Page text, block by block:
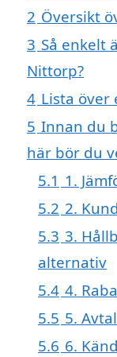
2 Översikt
3 Så enkelt
Nittorp?
4 Lista över
5 Innan du
här bör du
5.1 1.
5.2 2.
5.3 3.
alternativ
5.4 4.
5.5 5.
5.6 6.